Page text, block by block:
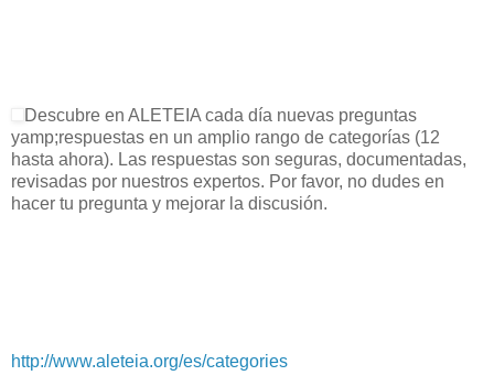
Descubre en ALETEIA cada día nuevas preguntas
yamp;respuestas en un amplio rango de categorías (12
hasta ahora). Las respuestas son seguras, documentadas,
revisadas por nuestros expertos. Por favor, no dudes en
hacer tu pregunta y mejorar la discusión.
http://www.aleteia.org/es/categories